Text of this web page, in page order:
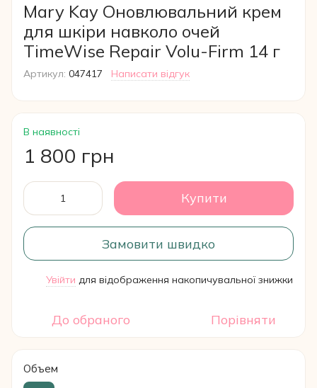
Mary Kay Оновлювальний крем
для шкіри навколо очей
TimeWise Repair Volu-Firm 14 г
Артикул: 047417 Написати відгук
В наявності
1 800 грн
Купити
Замовити швидко
Увійти для відображення накопичувальної знижки
До обраного Порівняти
Объем